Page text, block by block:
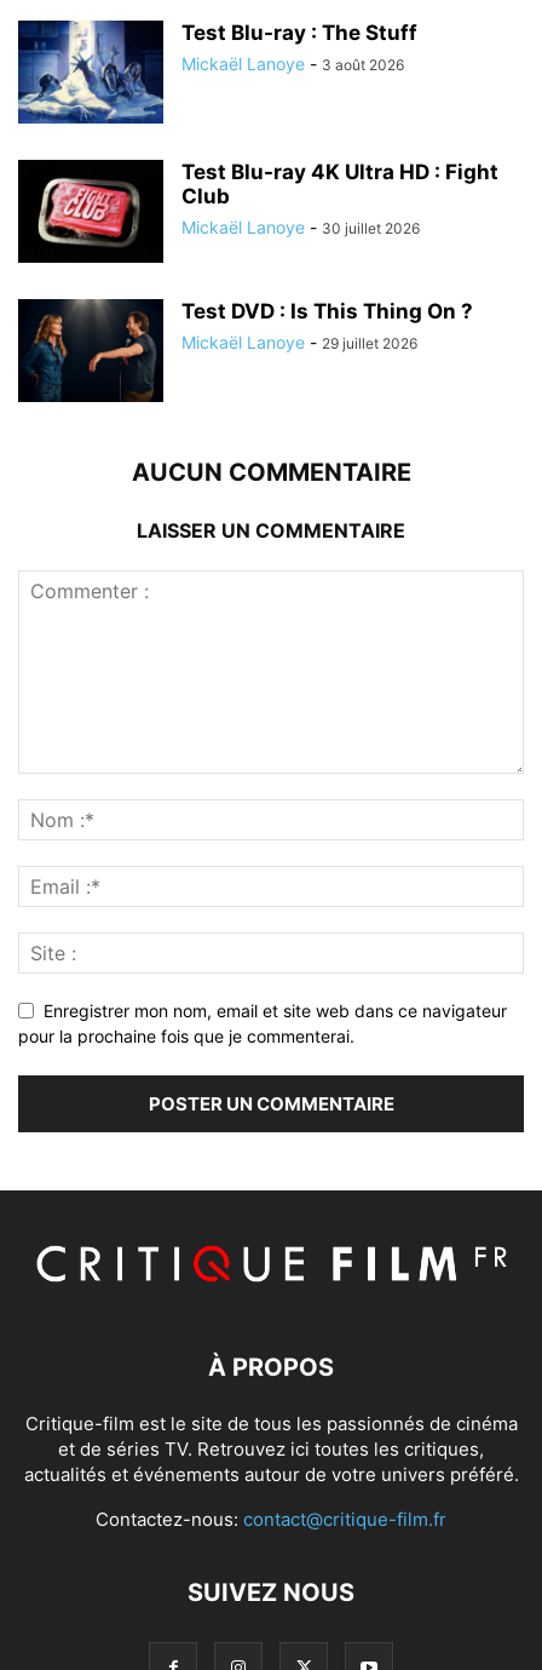
Test Blu-ray : The Stuff
Mickaël Lanoye - 3 août 2026
Test Blu-ray 4K Ultra HD : Fight
Club
Mickaël Lanoye - 30 juillet 2026
Test DVD : Is This Thing On ?
Mickaël Lanoye - 29 juillet 2026
AUCUN COMMENTAIRE
LAISSER UN COMMENTAIRE
Enregistrer mon nom, email et site web dans ce navigateur
pour la prochaine fois que je commenterai.
À PROPOS
Critique-film est le site de tous les passionnés de cinéma
et de séries TV. Retrouvez ici toutes les critiques,
actualités et événements autour de votre univers préféré.
Contactez-nous: contact@critique-film.fr
SUIVEZ NOUS